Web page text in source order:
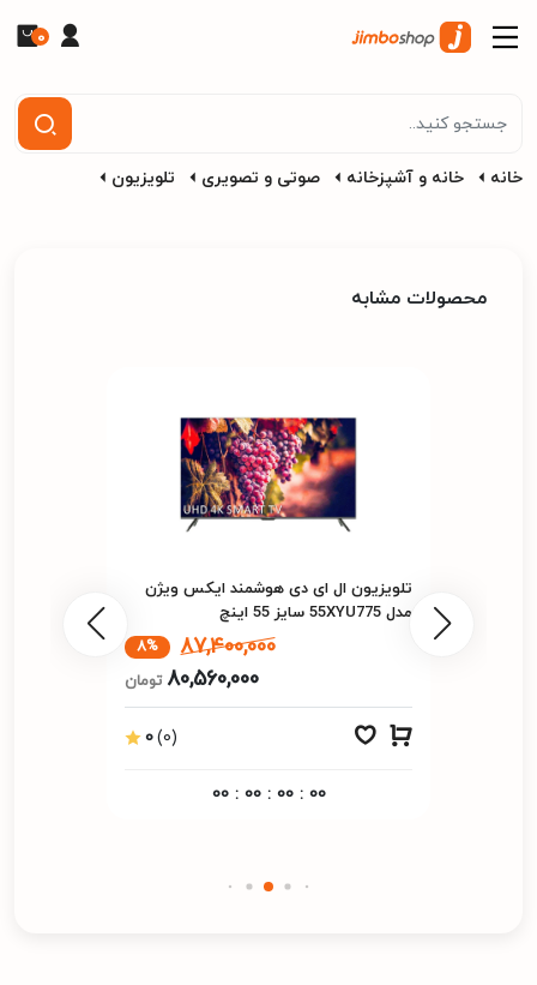
0
خانه خانه و آشپزخانه صوتی و تصویری تلویزیون
محصولات مشابه
تلویزیون ال ای دی هوشمند ایکس ویژن
مدل 55XYU775 سایز 55 اینچ
87,400,000
8%
80,560,000 تومان
0(0)
00 : 00 : 00 : 00